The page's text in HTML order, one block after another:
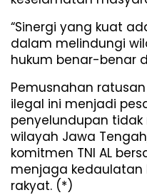
“Sinergi yang kuat
dalam melindungi
hukum benar-benar
Pemusnahan
ilegal ini menjadi
penyelundupan
wilayah Jawa
komitmen TNI AL
menjaga kedaulatan
rakyat. (*)